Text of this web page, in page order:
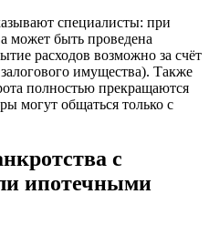
специалисты: при
может быть проведена
расходов возможно за счёт
имущества). Также
полностью прекращаются
могут общаться только с
с
ипотечными